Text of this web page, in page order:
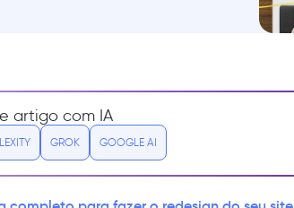
artigo com IA
GROK GOOGLE AI